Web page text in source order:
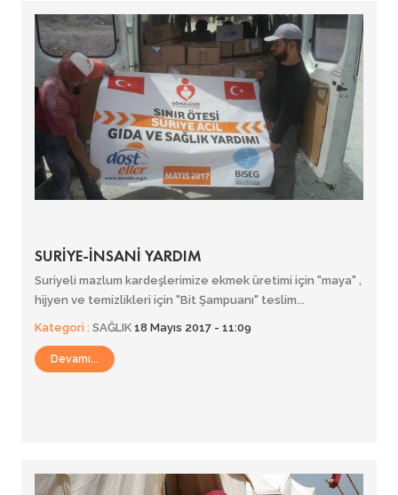
SURİYE-İNSANİ YARDIM
Suriyeli mazlum kardeşlerimize ekmek üretimi için "maya" ,
hijyen ve temizlikleri için "Bit Şampuanı" teslim...
Kategori : SAĞLIK 18 Mayıs 2017 - 11:09
Devamı...